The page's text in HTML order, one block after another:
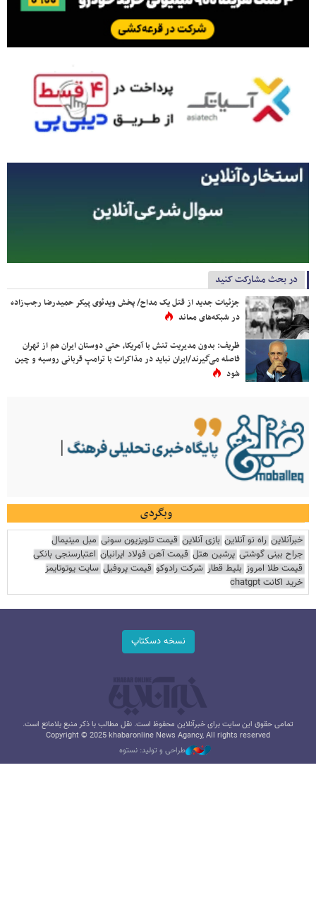
در بحث مشارکت کنید
جزئیات جدید از قتل یک مداح/ پخش ویدئوی پیکر حمیدرضا رجب‌زاده
در شبکه‌های معاند
ظریف: بدون مدیریت تنش با آمریکا، حتی دوستان ایران هم از تهران
فاصله می‌گیرند/ایران نباید در مذاکرات با ترامپ قربانی روسیه و چین
شود
وبگردی
خبرآنلاین راه نو آنلاین بازی آنلاین قیمت تلویزیون سونی مبل مینیمال
جراح بینی گوشتی پرشین هتل قیمت آهن فولاد ایرانیان اعتبارسنجی بانکی
قیمت طلا امروز بلیط قطار شرکت رادوکو قیمت پروفیل سایت یوتوتایمز
خرید اکانت chatgpt
نسخه دسکتاپ
تمامی حقوق این سایت برای خبرآنلاین محفوظ است. نقل مطالب با ذکر منبع بلامانع است.
Copyright © 2025 khabaronline News Agancy, All rights reserved
طراحی و تولید: نستوه